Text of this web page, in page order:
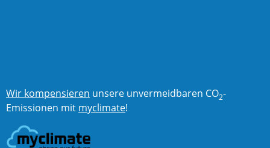
Wir kompensieren unsere unvermeidbaren CO2-
Emissionen mit myclimate!